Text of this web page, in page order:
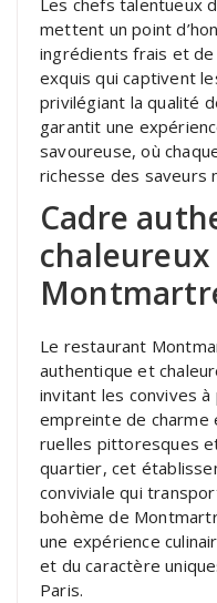
Les chefs talentueux
mettent un point
ingrédients frais et
exquis qui captivent
privilégiant la qualité
garantit une
savoureuse, où
richesse des saveurs
Cadre
Le restaurant
authentique et
invitant les convives
empreinte de charme
ruelles pittoresques
quartier, cet
conviviale qui
bohème de
une expérience
et du caractère
Paris.